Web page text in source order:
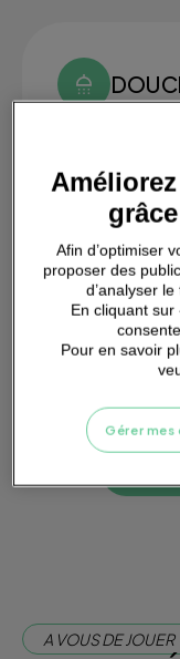
SMALL
A VOUS DE JOUER
Afin d’optimiser
proposer des
d’analyser
En cliquant
Pour en savoir
Gérer mes